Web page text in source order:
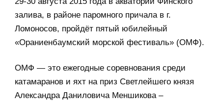
залива, в районе паромного причала в г.
Ломоносов, пройдёт пятый юбилейный
«Ораниенбаумский морской фестиваль» (ОМФ).
ОМФ — это ежегодные соревнования среди
катамаранов и яхт на приз Светлейшего князя
Александра Даниловича Меншикова –